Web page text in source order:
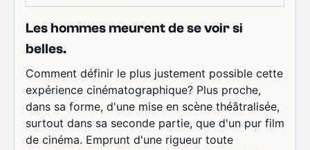
Les hommes meurent de se voir si
belles.
Comment définir le plus justement possible cette
expérience cinématographique? Plus proche,
dans sa forme, d'une mise en scène théâtralisée,
surtout dans sa seconde partie, que d'un pur film
de cinéma. Emprunt d'une rigueur toute